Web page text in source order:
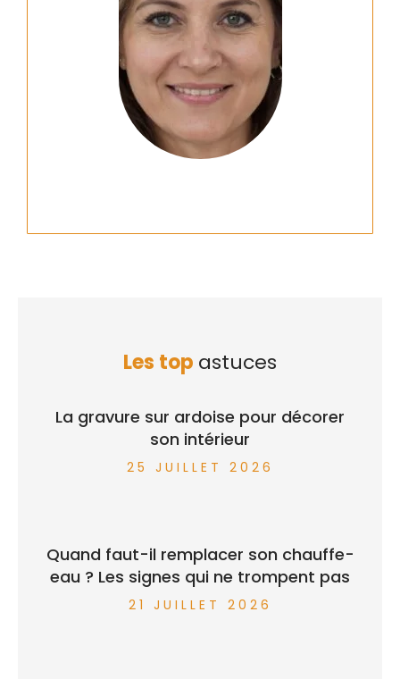
Les top astuces
La gravure sur ardoise pour décorer
son intérieur
25 JUILLET 2026
Quand faut-il remplacer son chauffe-
eau ? Les signes qui ne trompent pas
21 JUILLET 2026